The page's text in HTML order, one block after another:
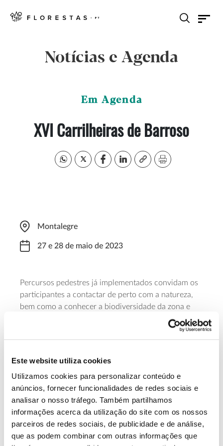
Este website utiliza cookies
Utilizamos cookies para personalizar conteúdo e
anúncios, fornecer funcionalidades de redes sociais e
analisar o nosso tráfego. Também partilhamos
informações acerca da utilização do site com os nossos
parceiros de redes sociais, de publicidade e de análise,
que as podem combinar com outras informações que
Notícias e Agenda
Em Agenda
XVI Carrilheiras de Barroso
Montalegre
27 e 28 de maio de 2023
Percursos pedestres já implementados convidam os
participantes a contactar de perto com a natureza,
bem como a conhecer a biodiversidade da zona e
conhecer os usos e costumes das aldeias barrosãs.
Com organização do Município de Montalegre e do
Ecomuseu de Barroso.
13.07.2026
Genoma do priolo e de outras espécies em risco:
conhecer para conservar